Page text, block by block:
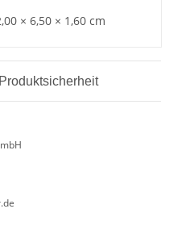
× 6,50 × 1,60 cm